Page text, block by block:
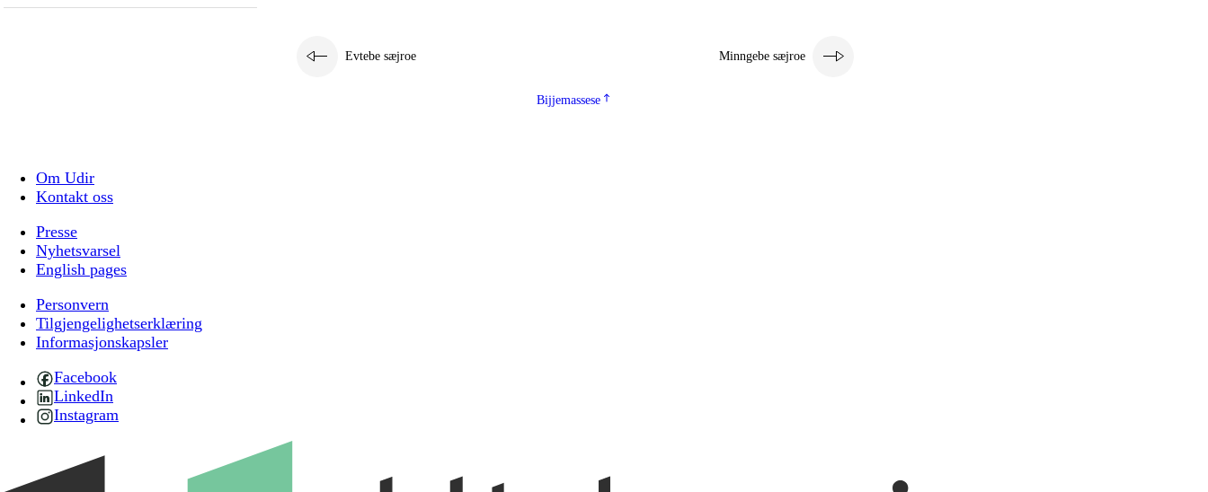
Evtebe sæjroe Minngebe sæjroe
Bijjemassese
Om Udir
Kontakt oss
Presse
Nyhetsvarsel
English pages
Personvern
Tilgjengelighetserklæring
Informasjonskapsler
Facebook
LinkedIn
Instagram